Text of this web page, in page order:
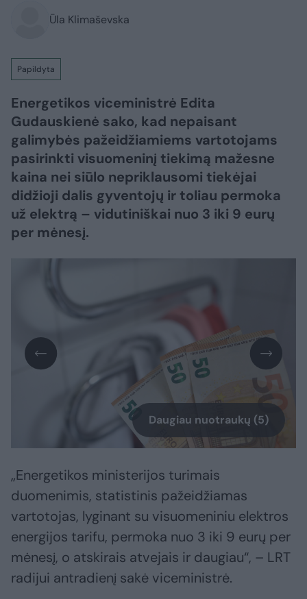
Ūla Klimaševska
Papildyta
Energetikos viceministrė Edita
Gudauskienė sako, kad nepaisant
galimybės pažeidžiamiems vartotojams
pasirinkti visuomeninį tiekimą mažesne
kaina nei siūlo nepriklausomi tiekėjai
didžioji dalis gyventojų ir toliau permoka
už elektrą – vidutiniškai nuo 3 iki 9 eurų
per mėnesį.
Daugiau nuotraukų (5)
„Energetikos ministerijos turimais
duomenimis, statistinis pažeidžiamas
vartotojas, lyginant su visuomeniniu elektros
energijos tarifu, permoka nuo 3 iki 9 eurų per
mėnesį, o atskirais atvejais ir daugiau“, – LRT
radijui antradienį sakė viceministrė.